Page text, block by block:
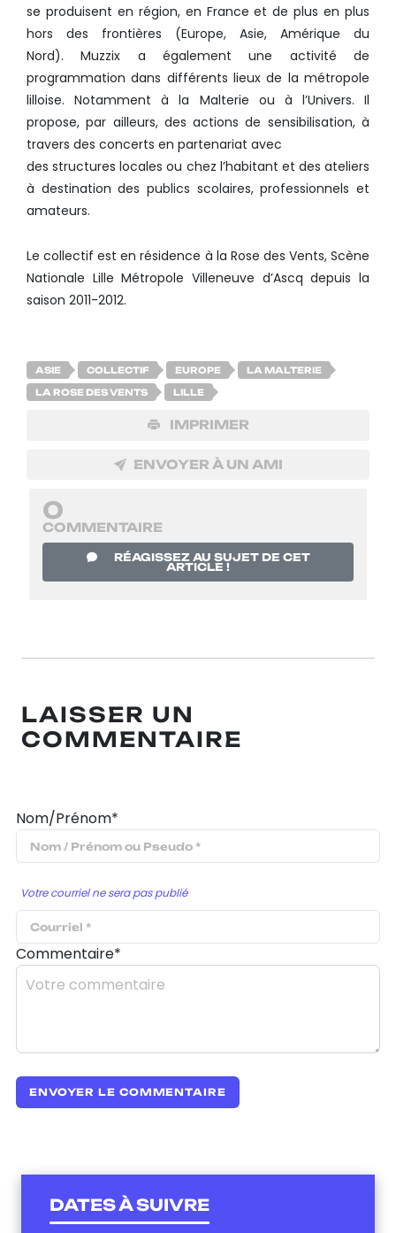
se produisent en région, en France et de plus en plus
hors des frontières (Europe, Asie, Amérique du
Nord). Muzzix a également une activité de
programmation dans différents lieux de la métropole
lilloise. Notamment à la Malterie ou à l’Univers. Il
propose, par ailleurs, des actions de sensibilisation, à
travers des concerts en partenariat avec
des structures locales ou chez l’habitant et des ateliers
à destination des publics scolaires, professionnels et
amateurs.
Le collectif est en résidence à la Rose des Vents, Scène
Nationale Lille Métropole Villeneuve d’Ascq depuis la
saison 2011-2012.
ASIE COLLECTIF EUROPE LA MALTERIE
LA ROSE DES VENTS LILLE
IMPRIMER
ENVOYER À UN AMI
0
COMMENTAIRE
RÉAGISSEZ AU SUJET DE CET
ARTICLE !
LAISSER UN
COMMENTAIRE
Nom/Prénom*
Votre courriel ne sera pas publié
Commentaire*
DATES À SUIVRE